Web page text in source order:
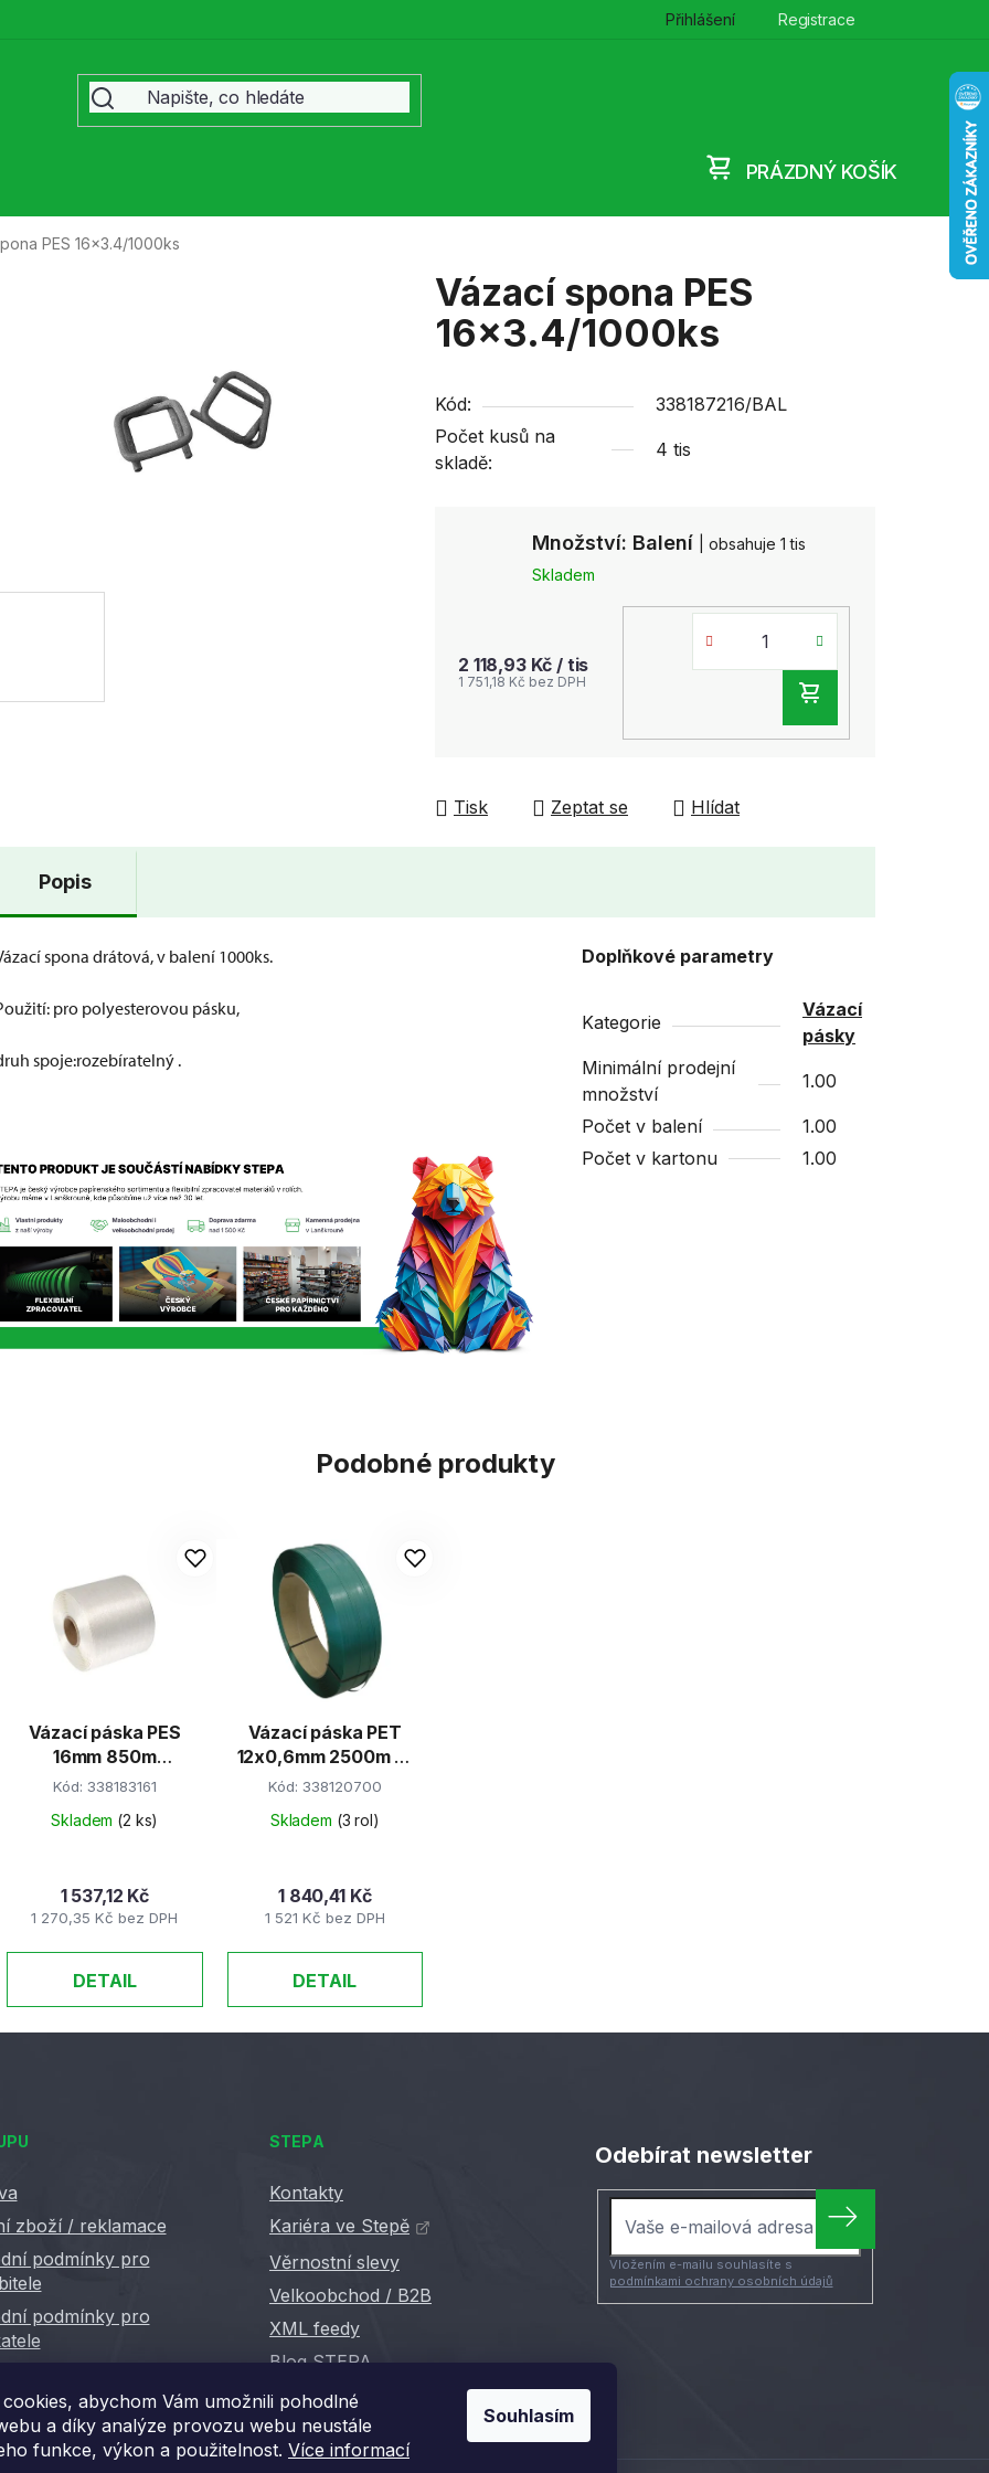
abychom Vám umožnili pohodlné
a díky analýze provozu webu neustále
funkce, výkon a použitelnost. Více informací
Souhlasím
Přihlášení Registrace
PRÁZDNÝ KOŠÍK
PES 16x3.4/1000ks
Vázací spona PES
16x3.4/1000ks
Množství: Balení
| obsahuje 1 tis
Skladem
2 118,93 Kč / tis
1 751,18 Kč bez DPH
KOŠÍKU
Kód:
338187216/BAL
Počet kusů na
skladě:
4 tis
Tisk Zeptat se Hlídat
Popis
spona drátová, v balení 1000ks.
pro polyesterovou pásku,
spoje:rozebíratelný .
Doplňkové parametry
Kategorie
Vázací
pásky
Minimální prodejní
množství
1.00
Počet v balení
1.00
Počet v kartonu
1.00
Podobné produkty
Vázací páska PES
16mm 850m
standard /bílá/
Kód: 338183161
Skladem (2 ks)
1 270,35 Kč bez DPH
1 537,12 Kč
DETAIL
Vázací páska PET
12x0,6mm 2500m d-
406 zelená
Kód: 338120700
Skladem (3 rol)
1 521 Kč bez DPH
1 840,41 Kč
DETAIL
zboží / reklamace
podmínky pro
podmínky pro
STEPA
Kontakty
Kariéra ve Stepě
Věrnostní slevy
Velkoobchod / B2B
XML feedy
Blog STEPA
Odebírat newsletter
Vložením e-mailu souhlasíte s
podmínkami ochrany osobních údajů